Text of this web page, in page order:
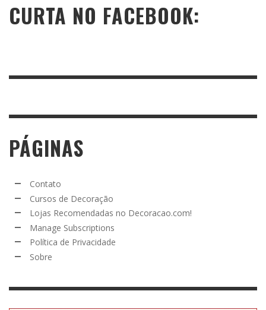
CURTA NO FACEBOOK:
PÁGINAS
Contato
Cursos de Decoração
Lojas Recomendadas no Decoracao.com!
Manage Subscriptions
Política de Privacidade
Sobre